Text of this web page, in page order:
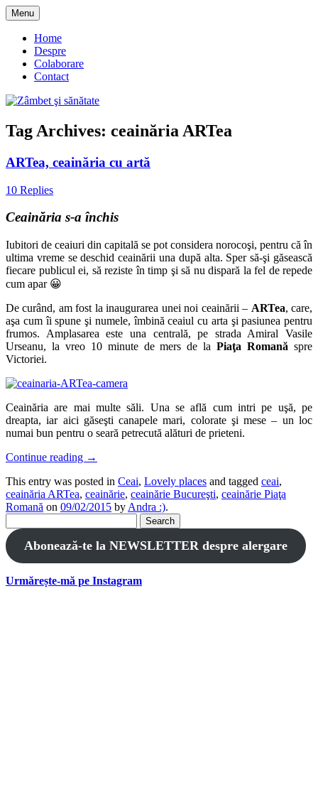
Skip
to
content
Zâmbet şi sănătate
Menu
Home
Despre
Colaborare
Contact
Tag Archives: ceainăria ARTea
ARTea, ceainăria cu artă
10 Replies
Ceainăria s-a închis
Iubitori de ceaiuri din capitală se pot considera norocoşi, pentru că în
ultima vreme se deschid ceainării una după alta. Sper să-şi găsească
fiecare publicul ei, să reziste în timp şi să nu dispară la fel de repede
cum apar 😀
De curând, am fost la inaugurarea unei noi ceainării – ARTea, care,
aşa cum îi spune şi numele, îmbină ceaiul cu arta şi pasiunea pentru
frumos. Amplasarea este una centrală, pe strada Amiral Vasile
Urseanu, la vreo 10 minute de mers de laPiaţa Romană spre
Victoriei.
Ceainăria are mai multe săli. Una se află cum intri pe uşă, pe
dreapta, iar aici găseşti canapele mari, colorate şi mese – un loc
numai bun pentru o seară petrecută alături de prieteni.
Continue reading →
This entry was posted in Ceai, Lovely places and tagged ceai,
ceainăria ARTea, ceainărie, ceainărie Bucureşti, ceainărie Piaţa
Romană on 09/02/2015 by Andra :).
for:
Abonează-te la NEWSLETTER despre alergare
Urmărește-mă pe Instagram